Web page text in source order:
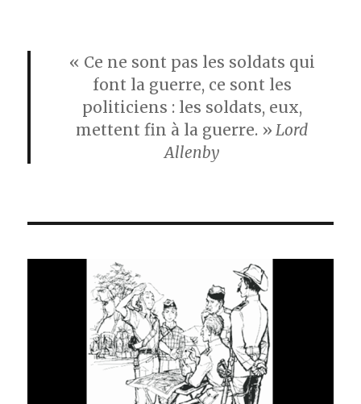
« Ce ne sont pas les soldats qui
font la guerre, ce sont les
politiciens : les soldats, eux,
mettent fin à la guerre. » Lord
Allenby